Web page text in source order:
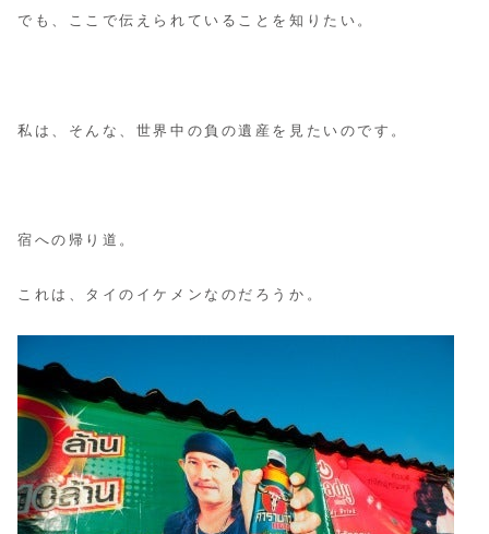
でも、ここで伝えられていることを知りたい。
私は、そんな、世界中の負の遺産を見たいのです。
宿への帰り道。
これは、タイのイケメンなのだろうか。